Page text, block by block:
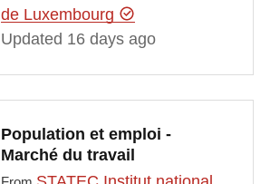
de Luxembourg
Updated 16 days ago
Population et emploi -
Marché du travail